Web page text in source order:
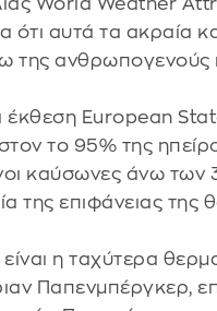
ότι αυτά τα ακραία
της ανθρωπογενούς
έκθεση European
το 95% της
καύσωνες άνω των
της επιφάνειας της
η ταχύτερα
Παπενμπέργκερ,